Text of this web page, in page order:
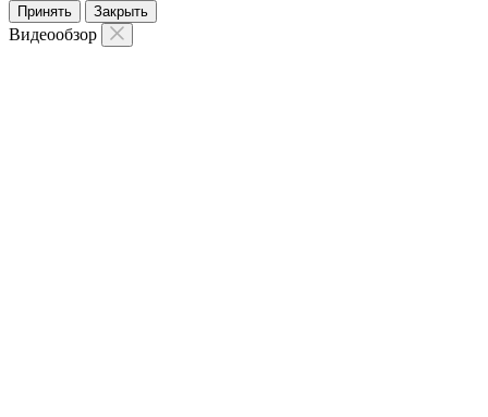
Принять Закрыть
Видеообзор